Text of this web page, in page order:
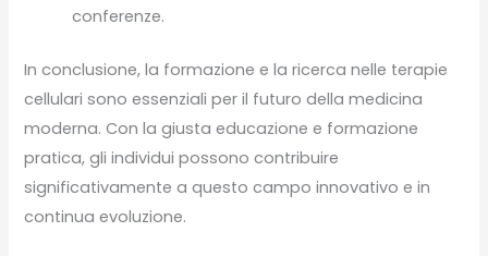
conferenze.
In conclusione, la formazione e la ricerca nelle terapie
cellulari sono essenziali per il futuro della medicina
moderna. Con la giusta educazione e formazione
pratica, gli individui possono contribuire
significativamente a questo campo innovativo e in
continua evoluzione.